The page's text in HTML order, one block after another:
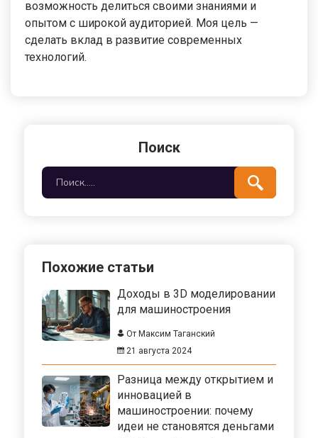
возможность делиться своими знаниями и
опытом с широкой аудиторией. Моя цель —
сделать вклад в развитие современных
технологий.
Поиск
Похожие статьи
Доходы в 3D моделировании
для машиностроения
От Максим Таганский
21 августа 2024
Разница между открытием и
инновацией в
машиностроении: почему
идеи не становятся деньгами